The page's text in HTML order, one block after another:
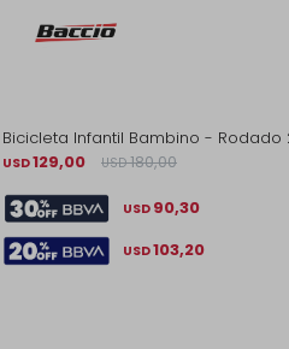
Bicicleta Infantil Bambino - Rodado
USD129,00 USD 180,00
USD 90,30
USD103,20